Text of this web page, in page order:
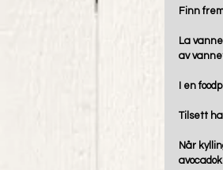
Finn
La
av
I en
Tilsett
Når